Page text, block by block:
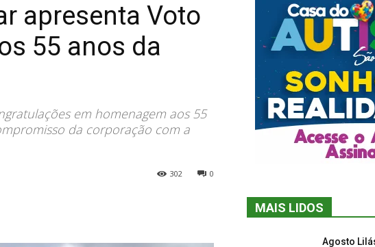
apresenta Voto
55 anos da
em homenagem aos 55
da corporação com a
0
302
MAIS LIDOS
Agosto